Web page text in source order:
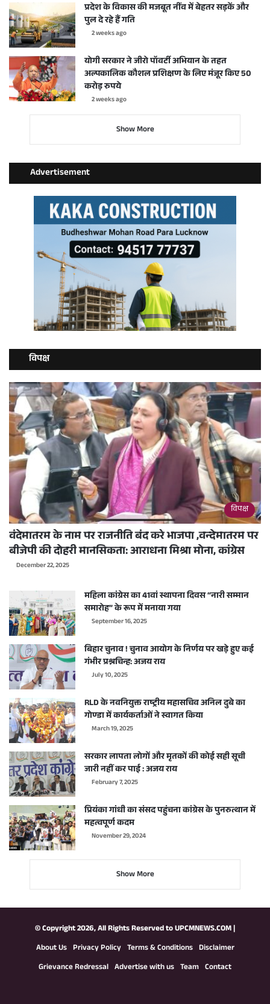
प्रदेश के विकास की मजबूत नींव में बेहतर सड़कें और
पुल दे रहे हैं गति
2 weeks ago
योगी सरकार ने जीरो पॉवर्टी अभियान के तहत
अल्पकालिक कौशल प्रशिक्षण के लिए मंजूर किए 50
करोड़ रुपये
2 weeks ago
Show More
Advertisement
विपक्ष
विपक्ष
वंदेमातरम के नाम पर राजनीति बंद करे भाजपा ,वन्देमातरम पर
बीजेपी की दोहरी मानसिकता: आराधना मिश्रा मोना, कांग्रेस
December 22, 2025
महिला कांग्रेस का 41वां स्थापना दिवस “नारी सम्मान
समारोह” के रूप में मनाया गया
September 16, 2025
बिहार चुनाव ! चुनाव आयोग के निर्णय पर खड़े हुए कई
गंभीर प्रश्नचिन्ह: अजय राय
July 10, 2025
RLD के नवनियुक्त राष्ट्रीय महासचिव अनिल दुबे का
गोण्डा में कार्यकर्ताओं ने स्वागत किया
March 19, 2025
सरकार लापता लोगों और मृतकों की कोई सही सूची
जारी नहीं कर पाई : अजय राय
February 7, 2025
प्रियंका गांधी का संसद पहुंचना कांग्रेस के पुनरुत्थान में
महत्वपूर्ण कदम
November 29, 2024
Show More
© Copyright 2026, All Rights Reserved toUPCMNEWS.COM|
About Us Privacy Policy Terms & Conditions Disclaimer
Grievance Redressal Advertise with us Team Contact